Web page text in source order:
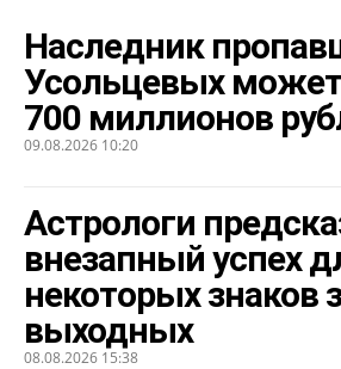
Наследник
Усольцевых
700 миллионов
09.08.2026 10:20
Астрологи
внезапный успех
некоторых знаков
выходных
08.08.2026 15:38